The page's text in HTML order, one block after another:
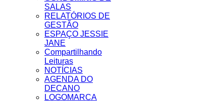
SALAS
RELATÓRIOS DE
GESTÃO
ESPAÇO JESSIE
JANE
Compartilhando
Leituras
NOTÍCIAS
AGENDA DO
DECANO
LOGOMARCA